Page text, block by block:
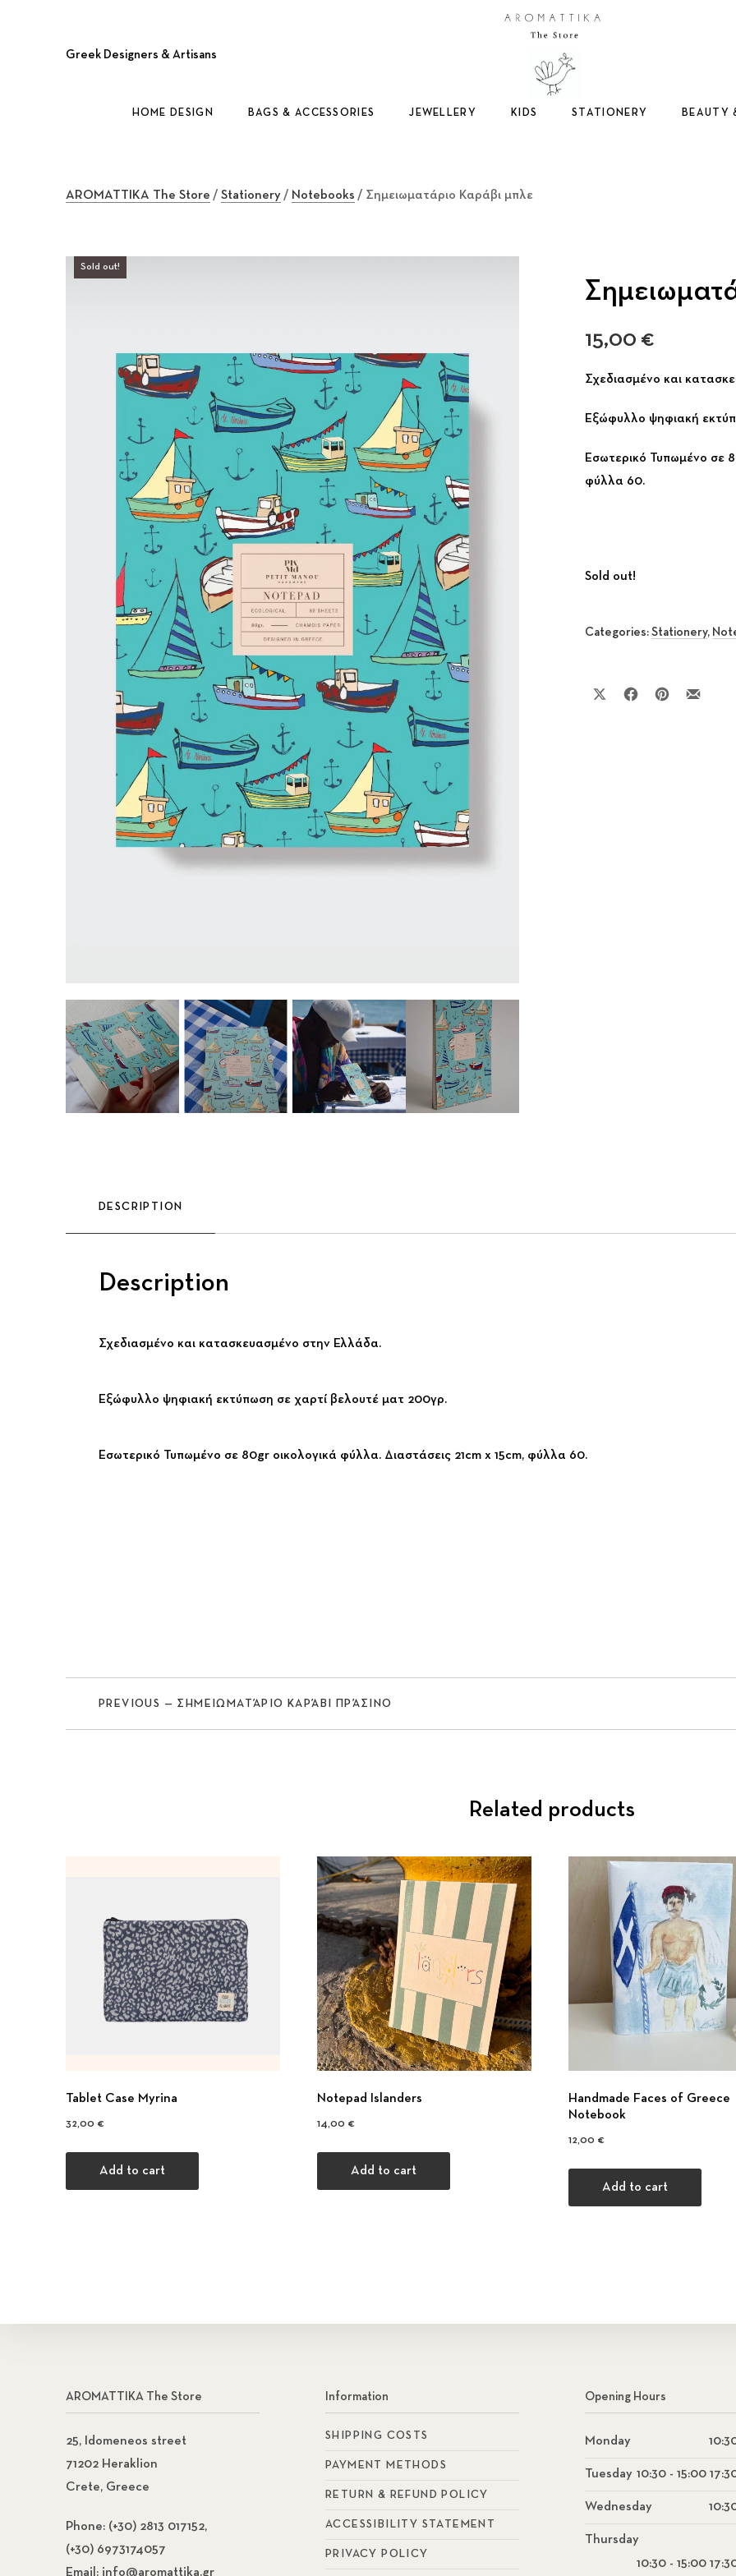
Greek Designers & Artisans
Logo
HOME DESIGN BAGS & ACCESSORIES JEWELLERY KIDS STATIONERY BEAUTY
AROMATTIKA The Store / Stationery/ Notebooks / Σημειωματάριο Καράβι μπλε
Sold out!
15,00 €
Σχεδιασμένο και
Εξώφυλλο ψηφιακή
Εσωτερικό Τυπωμένο σε
φύλλα 60.
Sold out!
Categories: Stationery,
Share on XShare on Facebook
Share on
DESCRIPTION
Description
Σχεδιασμένο και κατασκευασμένο στην Ελλάδα.
Εξώφυλλο ψηφιακή εκτύπωση σε χαρτί βελουτέ ματ 200γρ.
Εσωτερικό Τυπωμένο σε 80gr οικολογικά φύλλα. Διαστάσεις 21cm x 15cm, φύλλα 60.
PREVIOUS — ΣΗΜΕΙΩΜΑΤΆΡΙΟ ΚΑΡΆΒΙ ΠΡΆΣΙΝΟ
Related products
Tablet Case Myrina
32,00 €
Add to cart
Notepad Islanders
14,00 €
Add to cart
Handmade Faces of Greece
Notebook
12,00 €
Add to cart
AROMATTIKA The Store
25, Idomeneos street
71202 Heraklion
Crete, Greece
Phone: (+30) 2813 017152,
(+30) 6973174057
Email: info@aromattika.gr
Information
SHIPPING COSTS
PAYMENT METHODS
RETURN & REFUND POLICY
ACCESSIBILITY STATEMENT
PRIVACY POLICY
Opening Hours
Monday
Tuesday 10:30 - 15:00
Wednesday
Thursday
10:30 - 15:00